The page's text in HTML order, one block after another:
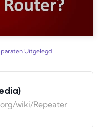
Uitgelegd
wiki/Repeater